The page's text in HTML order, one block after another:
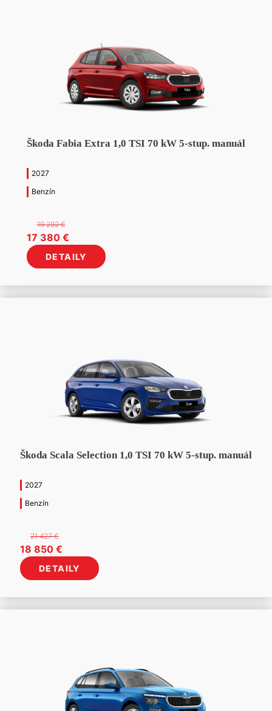
Škoda Fabia Extra 1,0 TSI 70 kW 5-stup. manuál
2027
Benzín
19 292€
Pôvodná
cena
bola:
292 €.
17 380 €
cena
je:
380 €.
DETAILY
Škoda Scala Selection 1,0 TSI 70 kW 5-stup. manuál
2027
Benzín
21 427€
Pôvodná
cena
bola:
427 €.
18 850 €
cena
je:
850 €.
DETAILY